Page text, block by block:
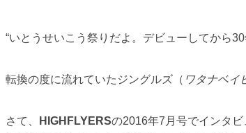
“いとうせいこう祭りだよ。デビューしてから
転換の度に流れていたジングルズ（ ワタナベイ
さて、 HIGHFLYERSの2016年7月号でインタ